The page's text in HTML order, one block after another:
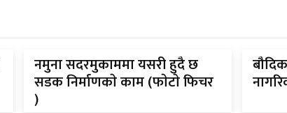
नमुना सदरमुकाममा यसरी हुदै छ
सडक निर्माणकाे काम (फाेटाे फिचर
)